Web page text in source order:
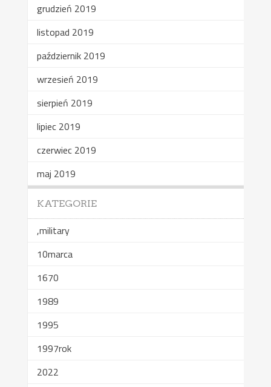
grudzień 2019
listopad 2019
październik 2019
wrzesień 2019
sierpień 2019
lipiec 2019
czerwiec 2019
maj 2019
KATEGORIE
,military
10marca
1670
1989
1995
1997rok
2022